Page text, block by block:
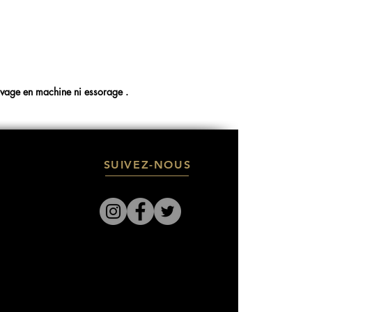
en machine ni essorage .
SUIVEZ-NOUS